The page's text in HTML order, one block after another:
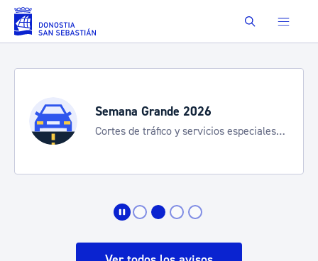
Saltar al contenido principal Buscar
Semana Grande 2026
Cortes de tráfico y servicios especiales